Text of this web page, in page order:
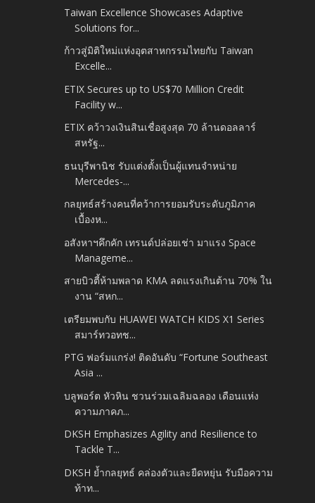
Taiwan Excellence Showcases Adaptive
Solutions for...
ก้าวสู่มิติใหม่แห่งอุตสาหกรรมไทยกับ Taiwan
Excelle...
ETIX Secures up to US$70 Million Credit
Facility w...
ETIX คว้าวงเงินสินเชื่อสูงสุด 70 ล้านดอลลาร์
สหรัฐ...
ธนบุรีพานิช รับแต่งตั้งเป็นผู้แทนจำหน่าย
Mercedes-...
กลยุทธ์สร้างคนที่คว้าการยอมรับระดับภูมิภาค
เบื้องห...
อสังหาฯคึกคัก เทรนด์ปล่อยเช่า มาแรง Space
Manageme...
สายบิวตี้ห้ามพลาด KMA ลดแรงเกินต้าน 70% ใน
งาน “สหก...
เตรียมพบกับ HUAWEI WATCH KIDS X1 Series
สมาร์ทวอทช...
PTG ฟอร์มแกร่ง! ติดอันดับ “Fortune Southeast
Asia ...
บลูพอร์ต หัวหิน ชวนร่วมเฉลิมฉลอง เดือนแห่ง
ความภาคภ...
DKSH Emphasizes Agility and Resilience to
Tackle T...
DKSH ย้ำกลยุทธ์ คล่องตัวและยืดหยุ่น รับมือความ
ท้าท...